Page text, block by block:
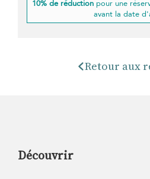
10% de réduction pour une
avant la date
Retour aux
Découvrir